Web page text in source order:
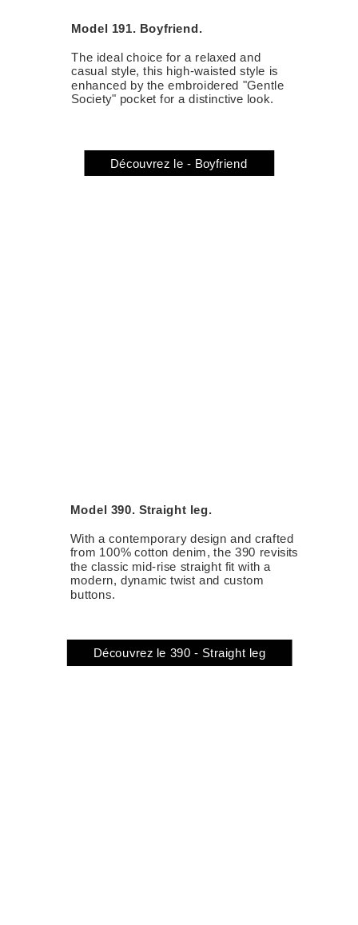
Model 191. Boyfriend.
The ideal choice for a relaxed and
casual style, this high-waisted style is
enhanced by the embroidered "Gentle
Society" pocket for a distinctive look.
Model 390. Straight leg.
With a contemporary design and crafted
from 100% cotton denim, the 390 revisits
the classic mid-rise straight fit with a
modern, dynamic twist and custom
buttons.
Découvrez le - Boyfriend
Découvrez le 390 - Straight leg